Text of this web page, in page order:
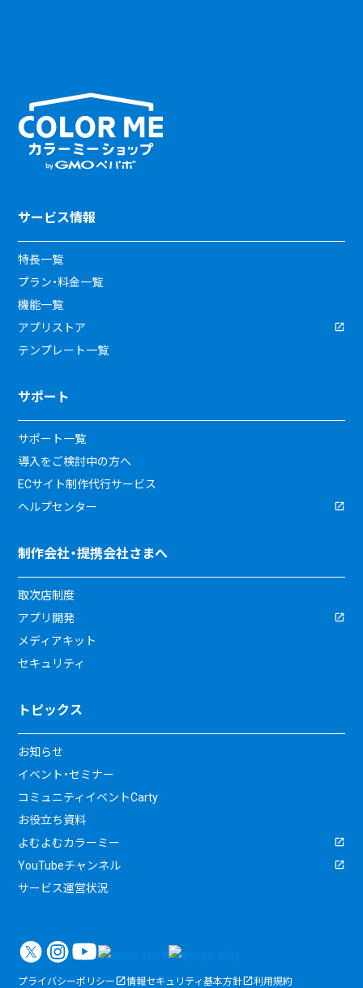
サービス情報
特長一覧
プラン・料金一覧
機能一覧
アプリストア
テンプレート一覧
サポート
サポート一覧
導入をご検討中の方へ
ECサイト制作代行サービス
ヘルプセンター
制作会社・提携会社さまへ
取次店制度
アプリ開発
メディアキット
セキュリティ
トピックス
お知らせ
イベント・セミナー
コミュニティイベントCarty
お役立ち資料
よむよむカラーミー
YouTubeチャンネル
サービス運営状況
プライバシーポリシー 情報セキュリティ基本方針
利用規約